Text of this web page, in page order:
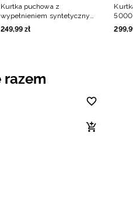
Kurtka puchowa z
wypełnieniem syntetycznym
chłopięca - czerwona
249,99 zł
5000
299,
razem